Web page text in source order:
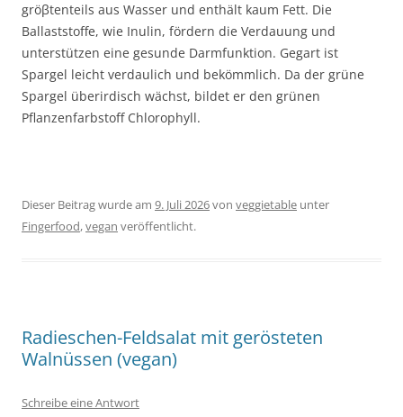
gröβtenteils aus Wasser und enthält kaum Fett. Die
Ballaststoffe, wie Inulin, fördern die Verdauung und
unterstützen eine gesunde Darmfunktion. Gegart ist
Spargel leicht verdaulich und bekömmlich. Da der grüne
Spargel überirdisch wächst, bildet er den grünen
Pflanzenfarbstoff Chlorophyll.
Dieser Beitrag wurde am 9. Juli 2026von veggietable unter
Fingerfood,vegan veröffentlicht.
Radieschen-Feldsalat mit gerösteten
Walnüssen (vegan)
Schreibe eine Antwort